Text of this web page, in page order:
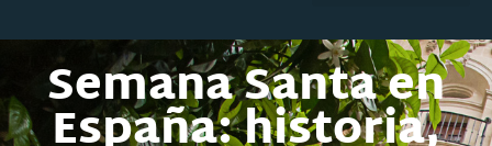
Semana Santa en